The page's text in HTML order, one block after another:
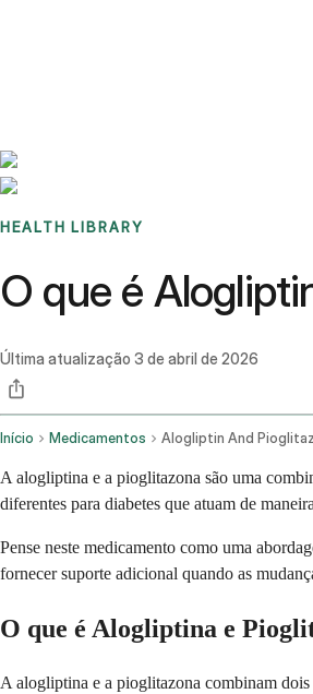
HEALTH LIBRARY
O que é
Última atualização 3 de abril de 2026
Início Medicamentos Alogliptin And
A alogliptina e a pioglitazona são uma
diferentes para diabetes que atuam de
Pense neste medicamento como uma
fornecer suporte adicional quando as
O que é Alogliptina e
A alogliptina e a pioglitazona combinam